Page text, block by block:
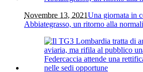
Novembre 13, 2021Una giornata in
Abbiategrasso, un ritorno alla